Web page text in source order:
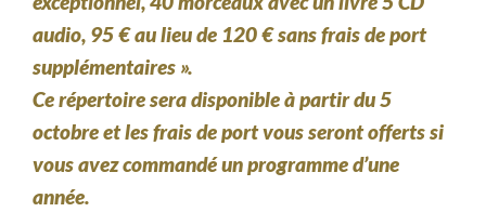
audio, 95 € au lieu de 120 € sans frais de port
supplémentaires ».
Ce répertoire sera disponible à partir du 5
octobre et les frais de port vous seront offerts si
vous avez commandé un programme d’une
année.